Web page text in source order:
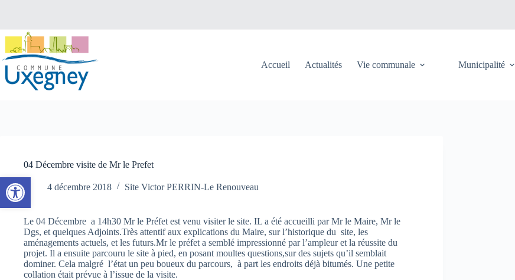
Ouvrir la barre d’outils
Accueil Actualités Vie communale Municipalité
04 Décembre visite de Mr le Prefet
4 décembre 2018 Site Victor PERRIN-Le Renouveau
Le 04 Décembre a 14h30 Mr le Préfet est venu visiter le site. IL a été accueilli par Mr le Maire, Mr le
Dgs, et quelques Adjoints.Très attentif aux explications du Maire, sur l’historique du site, les
aménagements actuels, et les futurs.Mr le préfet a semblé impressionné par l’ampleur et la réussite du
projet. Il a ensuite parcouru le site à pied, en posant moultes questions,sur des sujets qu’il semblait
dominer. Cela malgré l’état un peu boueux du parcours, à part les endroits déjà bitumés. Une petite
collation était prévue à l’issue de la visite.